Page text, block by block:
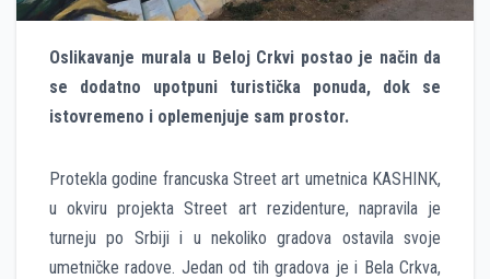
Oslikavanje murala u Beloj Crkvi postao je način da
se dodatno upotpuni turistička ponuda, dok se
istovremeno i oplemenjuje sam prostor.
Protekla godine francuska Street art umetnica KASHINK,
u okviru projekta Street art rezidenture, napravila je
turneju po Srbiji i u nekoliko gradova ostavila svoje
umetničke radove. Jedan od tih gradova je i Bela Crkva,